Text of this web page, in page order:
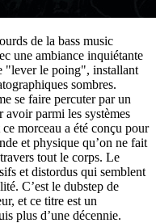
de la bass music
une ambiance inquiétante
"lever le poing", installant
sombres.
se faire percuter par un
avoir parmi les systèmes
morceau a été conçu pour
et physique qu’on ne fait
tout le corps. Le
et distordus qui semblent
C’est le dubstep de
et ce titre est un
plus d’une décennie.